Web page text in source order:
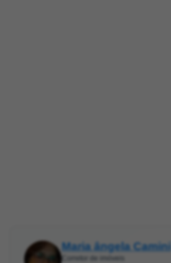
Maria ângela Camini
Corretor de imóveis